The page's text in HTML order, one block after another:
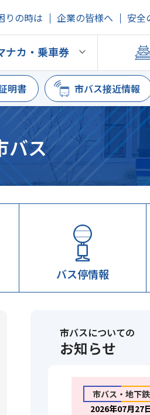
りの時は 企業の皆様へ 安全
ナカ・乗車券
明書 市バス接近情報
バス
バス停情報
市バスについての
お知らせ
市バス・地下鉄
2026年07月27